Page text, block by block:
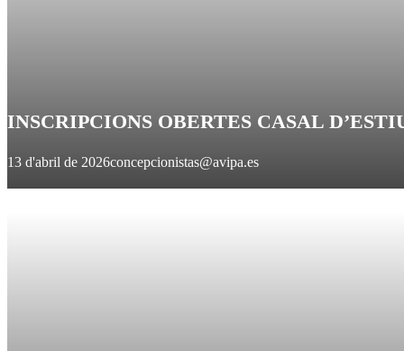
INSCRIPCIONS OBERTES CASAL
13 d'abril de 2026concepcionistas@avipa.es